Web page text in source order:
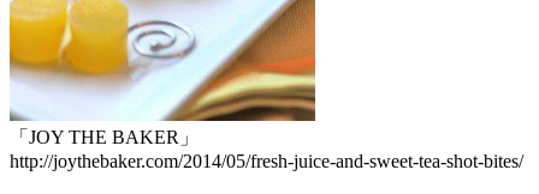
「JOY THE BAKER」
http://joythebaker.com/2014/05/fresh-juice-and-sweet-tea-shot-bites/